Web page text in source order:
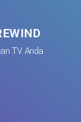
TV Anda